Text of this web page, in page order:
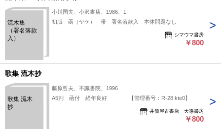
流木集
（署名落款
入）
小川国夫、小沢書店、1986、1
初版 函（ヤケ） 帯 署名落款入 本体問題なし
シマウマ書房
￥800
歌集 流木抄
歌集 流木
抄
藤原哲夫、不識書院、1996
A5判 函付 経年良好 【管理番号：R-28 kte0】
井筒屋古書店 天導書房
￥800